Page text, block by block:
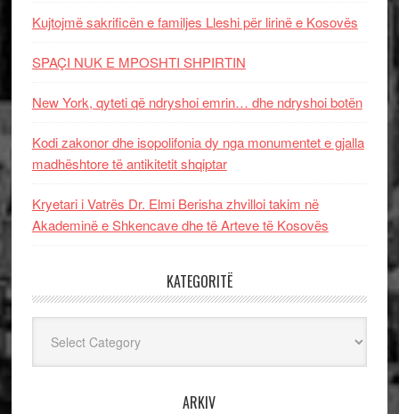
Kujtojmë sakrificën e familjes Lleshi për lirinë e Kosovës
SPAÇI NUK E MPOSHTI SHPIRTIN
New York, qyteti që ndryshoi emrin… dhe ndryshoi botën
Kodi zakonor dhe isopolifonia dy nga monumentet e gjalla
madhështore të antikitetit shqiptar
Kryetari i Vatrës Dr. Elmi Berisha zhvilloi takim në
Akademinë e Shkencave dhe të Arteve të Kosovës
KATEGORITË
ARKIV